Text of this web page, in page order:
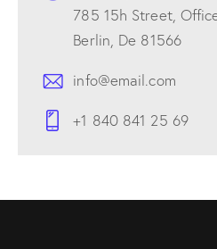
785 15h Street,
Berlin, De 81566
info@email.com
+1 840 841 25 69